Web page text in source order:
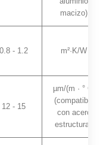
macizo)
0.8 - 1.2 m²·K/W
12 - 15
µm/(m · ° C)
(compatible
con acero
estructural)